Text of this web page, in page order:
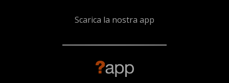
Scarica la nostra app